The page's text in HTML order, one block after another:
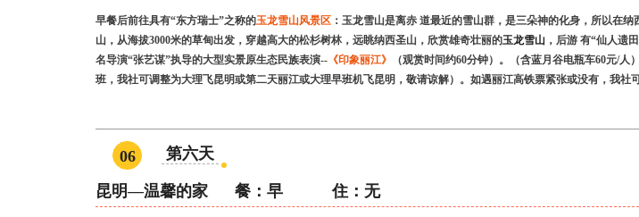
早餐后前往具有“东方瑞士”之称的玉龙雪山风景区 ：玉龙雪山是离赤 道最近的雪山群，是三朵神的化身，所以在
山，从海拔3000米的草甸出发，穿越高大的松杉树林，远眺纳西圣山，欣赏雄奇壮丽的玉龙雪山 ，后游 有“仙人遗
名导演“张艺谋”执导的大型实景原生态民族表演-- 《印象丽江》
（观赏时间约60分钟）。（含蓝月谷电瓶车60元/
班，我社可调整为大理飞昆明或第二天丽江或大理早班机飞昆明，敬请谅解）。如遇丽江高铁票紧张或没有，我社
06 第六天
昆明—温馨的家 餐：早 住：无